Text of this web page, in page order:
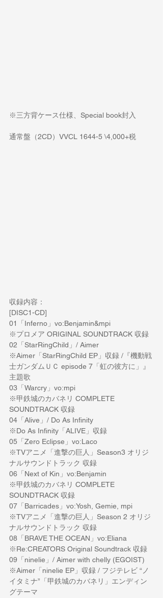
※三方背ケース仕様、Special book封入
通常盤（2CD）VVCL 1644-5 \4,000+税
収録内容：
[DISC1-CD]
01「Inferno」vo:Benjamin&mpi
※プロメア ORIGINAL SOUNDTRACK 収録
02「StarRingChild」/ Aimer
※Aimer「StarRingChild EP」収録 /『機動戦
士ガンダムＵＣ episode 7「虹の彼方に」』
主題歌
03「Warcry」vo:mpi
※甲鉄城のカバネリ COMPLETE
SOUNDTRACK 収録
04「Alive」/ Do As Infinity
※Do As Infinity「ALIVE」収録
05「Zero Eclipse」vo:Laco
※TVアニメ「進撃の巨人」Season3 オリジ
ナルサウンドトラック 収録
06「Next of Kin」vo:Benjamin
※甲鉄城のカバネリ COMPLETE
SOUNDTRACK 収録
07「Barricades」vo:Yosh, Gemie, mpi
※TVアニメ「進撃の巨人」Season 2 オリジ
ナルサウンドトラック 収録
08「BRAVE THE OCEAN」vo:Eliana
※Re:CREATORS Original Soundtrack 収録
09「ninelie」/ Aimer with chelly (EGOIST)
※Aimer「ninelie EP」収録 / フジテレビ “ノ
イタミナ”「甲鉄城のカバネリ」エンディン
グテーマ